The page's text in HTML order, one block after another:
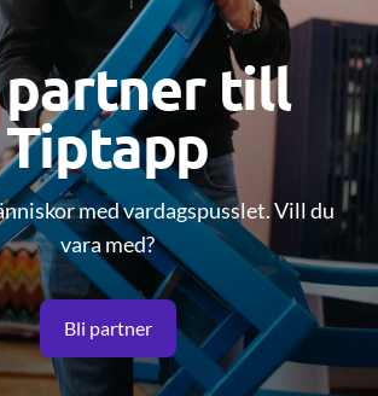
partner till
Tiptapp
med vardagspusslet. Vill du
vara med?
Bli partner